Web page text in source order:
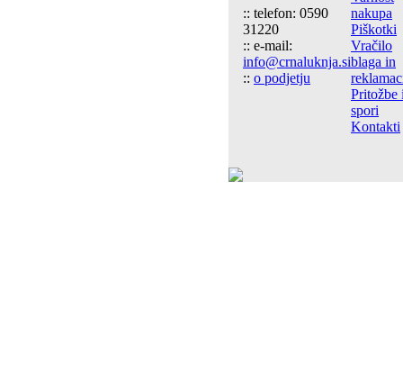
:: telefon: 0590
31220
:: e-mail:
info@crnaluknja.si
:: o podjetju
nakupa
Piškotki
Vračilo
blaga in
Pritožbe
spori
Kontakti